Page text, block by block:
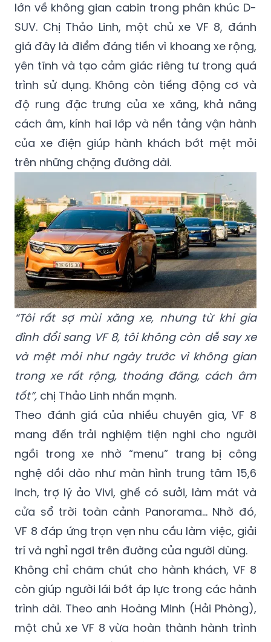
đánh giá.
Với chiều dài cơ sở 2.950 mm, VF 8 có lợi thế
lớn về không gian cabin trong phân khúc D-
SUV. Chị Thảo Linh, một chủ xe VF 8, đánh
giá đây là điểm đáng tiền vì khoang xe rộng,
yên tĩnh và tạo cảm giác riêng tư trong quá
trình sử dụng. Không còn tiếng động cơ và
độ rung đặc trưng của xe xăng, khả năng
cách âm, kính hai lớp và nền tảng vận hành
của xe điện giúp hành khách bớt mệt mỏi
trên những chặng đường dài.
“Tôi rất sợ mùi xăng xe, nhưng từ khi gia
đình đổi sang VF 8, tôi không còn dễ say xe
và mệt mỏi như ngày trước vì không gian
trong xe rất rộng, thoáng đãng, cách âm
tốt”, chị Thảo Linh nhấn mạnh.
Theo đánh giá của nhiều chuyên gia, VF 8
mang đến trải nghiệm tiện nghi cho người
ngồi trong xe nhờ “menu” trang bị công
nghệ dồi dào như màn hình trung tâm 15,6
inch, trợ lý ảo Vivi, ghế có sưởi, làm mát và
cửa sổ trời toàn cảnh Panorama… Nhờ đó,
VF 8 đáp ứng trọn vẹn nhu cầu làm việc, giải
trí và nghỉ ngơi trên đường của người dùng.
Không chỉ chăm chút cho hành khách, VF 8
còn giúp người lái bớt áp lực trong các hành